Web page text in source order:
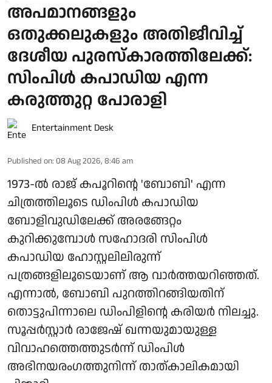
അപമാനങ്ങളും
ഒതുക്കലുകളും അതിജീവിച്ച്
ദേശീയ പുരസ്‌കാരത്തിലേക്ക്:
സിംപിള്‍ കപാഡിയ എന്ന
കരുത്തുറ്റ പോരാളി
Entertainment Desk
Published on: 08 Aug 2026, 8:46 am
1973-ല്‍ രാജ് കപൂറിന്റെ 'ബോബി' എന്ന
ചിത്രത്തിലൂടെ ഡിംപിള്‍ കപാഡിയ
ബോളിവുഡിലേക്ക് അരങ്ങേറ്റം
കുറിക്കുമ്പോള്‍ സഹോദരി സിംപിള്‍
കപാഡിയ ഹോസ്റ്റലിലിരുന്ന്
പത്രങ്ങളിലൂടെയാണ് ആ വാര്‍ത്തയറിഞ്ഞത്.
എന്നാല്‍, ബോബി പുറത്തിറങ്ങിയതിന്
തൊട്ടുപിന്നാലെ ഡിംപിളിന്റെ കരിയര്‍ നിലച്ചു.
സൂപ്പര്‍സ്റ്റാര്‍ രാജേഷ് ഖന്നയുമായുള്ള
വിവാഹത്തെത്തുടര്‍ന്ന് ഡിംപിള്‍
അഭിനയരംഗത്തുനിന്ന് താത്കാലികമായി